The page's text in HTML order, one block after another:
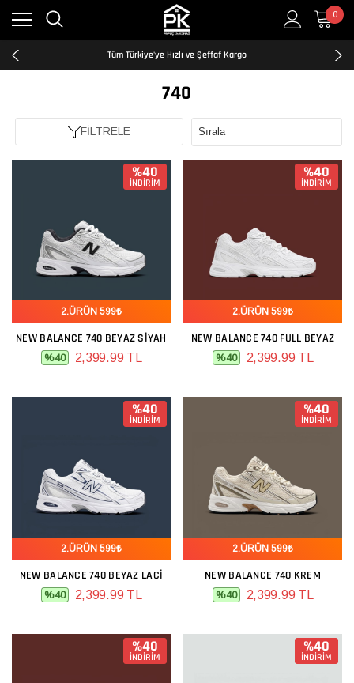
0
Kredi Kartına Taksit İmkanı
2500₺ ve Üzeri Ücretsiz Kargo
Tüm Türkiye'ye Hızlı ve Şeffaf Kargo
Kredi Kartına Taksit İmkanı
2500₺ ve Üzeri Ücretsiz Kargo
Tüm Türkiye'ye Hızlı ve Şeffaf Kargo
Kredi Kartına Taksit İmkanı
740
FİLTRELE
%40
İNDİRİM
2.ÜRÜN 599₺
NEW BALANCE 740 BEYAZ SIYAH
%40 2,399.99 TL
%40
İNDİRİM
2.ÜRÜN 599₺
NEW BALANCE 740 FULL BEYAZ
%40 2,399.99 TL
%40
İNDİRİM
2.ÜRÜN 599₺
NEW BALANCE 740 BEYAZ LACI
%40 2,399.99 TL
%40
İNDİRİM
2.ÜRÜN 599₺
NEW BALANCE 740 KREM
%40 2,399.99 TL
%40
İNDİRİM
%40
İNDİRİM